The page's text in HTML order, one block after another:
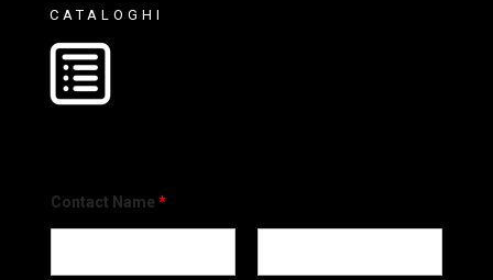
CATALOGHI
Contact Name *